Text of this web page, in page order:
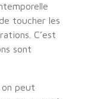
toucher les
C’est
sont
on peut